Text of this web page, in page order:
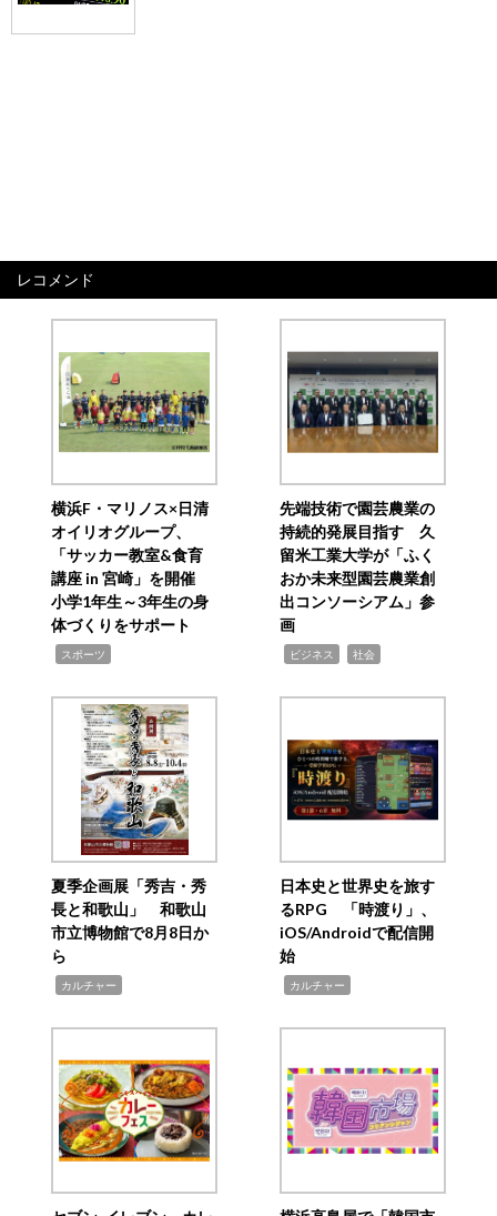
レコメンド
横浜F・マリノス×日清
オイリオグループ、
「サッカー教室&食育
講座 in 宮崎」を開催
小学1年生～3年生の身
体づくりをサポート
スポーツ
先端技術で園芸農業の
持続的発展目指す 久
留米工業大学が「ふく
おか未来型園芸農業創
出コンソーシアム」参
画
ビジネス 社会
夏季企画展「秀吉・秀
長と和歌山」 和歌山
市立博物館で8月8日か
ら
カルチャー
日本史と世界史を旅す
るRPG 「時渡り」、
iOS/Androidで配信開
始
カルチャー